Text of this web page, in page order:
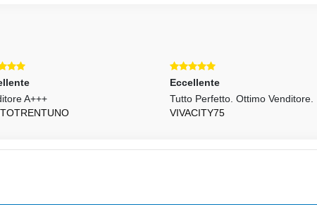
A+++
Eccellente
Tutto Perfetto. Ottimo Venditore.
VIVACITY75